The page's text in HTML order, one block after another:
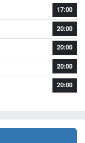
17:00
20:00
20:00
20:00
20:00